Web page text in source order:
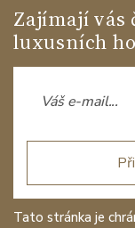
Zajímají vás
luxusních
Tato stránka je